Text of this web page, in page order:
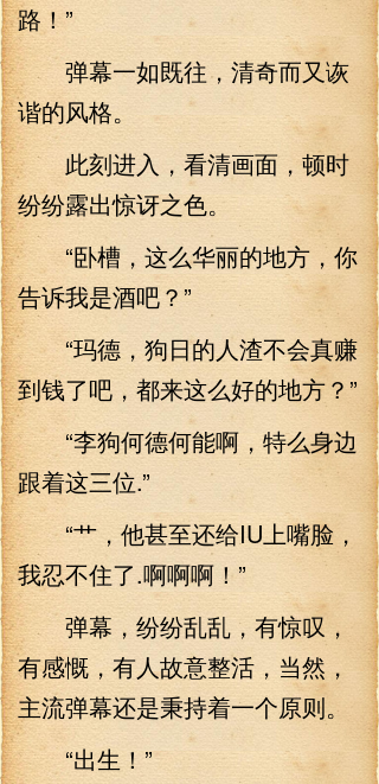
路！”
弹幕一如既往，清奇而又诙
谐的风格。
此刻进入，看清画面，顿时
纷纷露出惊讶之色。
“卧槽，这么华丽的地方，你
告诉我是酒吧？”
“玛德，狗日的人渣不会真赚
到钱了吧，都来这么好的地方？”
“李狗何德何能啊，特么身边
跟着这三位.”
“艹，他甚至还给IU上嘴脸，
我忍不住了.啊啊啊！”
弹幕，纷纷乱乱，有惊叹，
有感慨，有人故意整活，当然，
主流弹幕还是秉持着一个原则。
“出生！”